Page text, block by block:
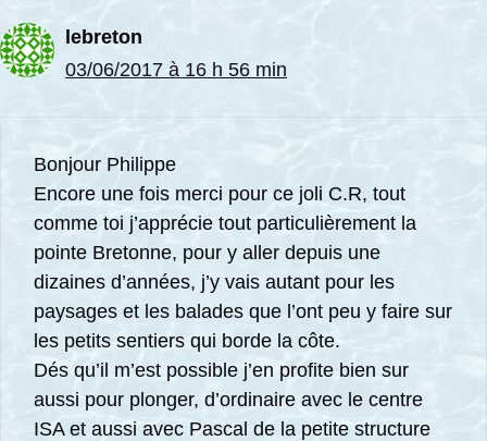
lebreton
03/06/2017 à 16 h 56 min
Bonjour Philippe
Encore une fois merci pour ce joli C.R, tout
comme toi j’apprécie tout particulièrement la
pointe Bretonne, pour y aller depuis une
dizaines d’années, j’y vais autant pour les
paysages et les balades que l’ont peu y faire sur
les petits sentiers qui borde la côte.
Dés qu’il m’est possible j’en profite bien sur
aussi pour plonger, d’ordinaire avec le centre
ISA et aussi avec Pascal de la petite structure